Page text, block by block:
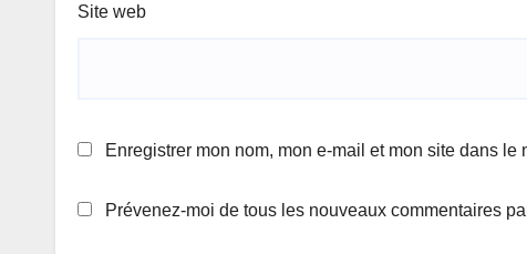
Site web
Enregistrer mon nom, mon e-mail et mon site dans
Prévenez-moi de tous les nouveaux commentaires